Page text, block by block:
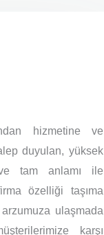
hizmetine ve
duyulan, yüksek
tam anlamı ile
özelliği taşıma
ulaşmada
karşı